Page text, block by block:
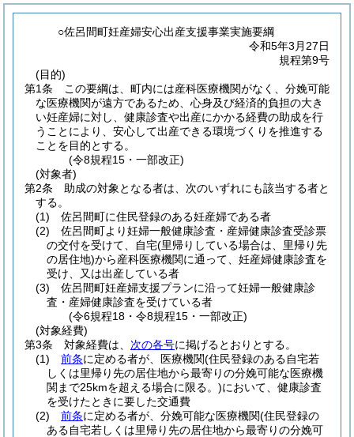
○佐呂間町妊産婦安心出産支援事業実施要綱
令和5年3月27日
規程第9号
(目的)
第1条
この要綱は、町内には産科医療機関がなく、分娩可能
な医療機関が遠方であるため、心身及び経済的負担の大き
い妊産婦に対し、健康診査や出産にかかる経費の助成を行
うことにより、安心して出産できる環境づくりを推進する
ことを目的とする。
(令8規程15・一部改正)
(対象者)
第2条
助成の対象となる者は、次のいずれにも該当する者と
する。
(1)
佐呂間町に住民登録のある妊産婦である者
(2)
佐呂間町より妊婦一般健康診査・産婦健康診査受診票
の交付を受けて、自宅(里帰りしている場合は、里帰り先
の居住地)から産科医療機関に通って、妊産婦健康診査を
受け、又は出産している者
(3)
佐呂間町妊産婦支援プランに沿って妊婦一般健康診
査・産婦健康診査を受けている者
(令6規程18・令8規程15・一部改正)
(対象経費)
第3条
対象経費は、 次の各号に掲げるとおりとする。
(1)
前条に定める者が、医療機関(住民登録のある自宅若
しくは里帰り先の居住地から最寄りの分娩可能な医療機
関まで25kmを超える場合に限る。)において、健康診査
を受けたときに要した交通費
(2)
前条に定める者が、分娩可能な医療機関(住民登録の
ある自宅若しくは里帰り先の居住地から最寄りの分娩可